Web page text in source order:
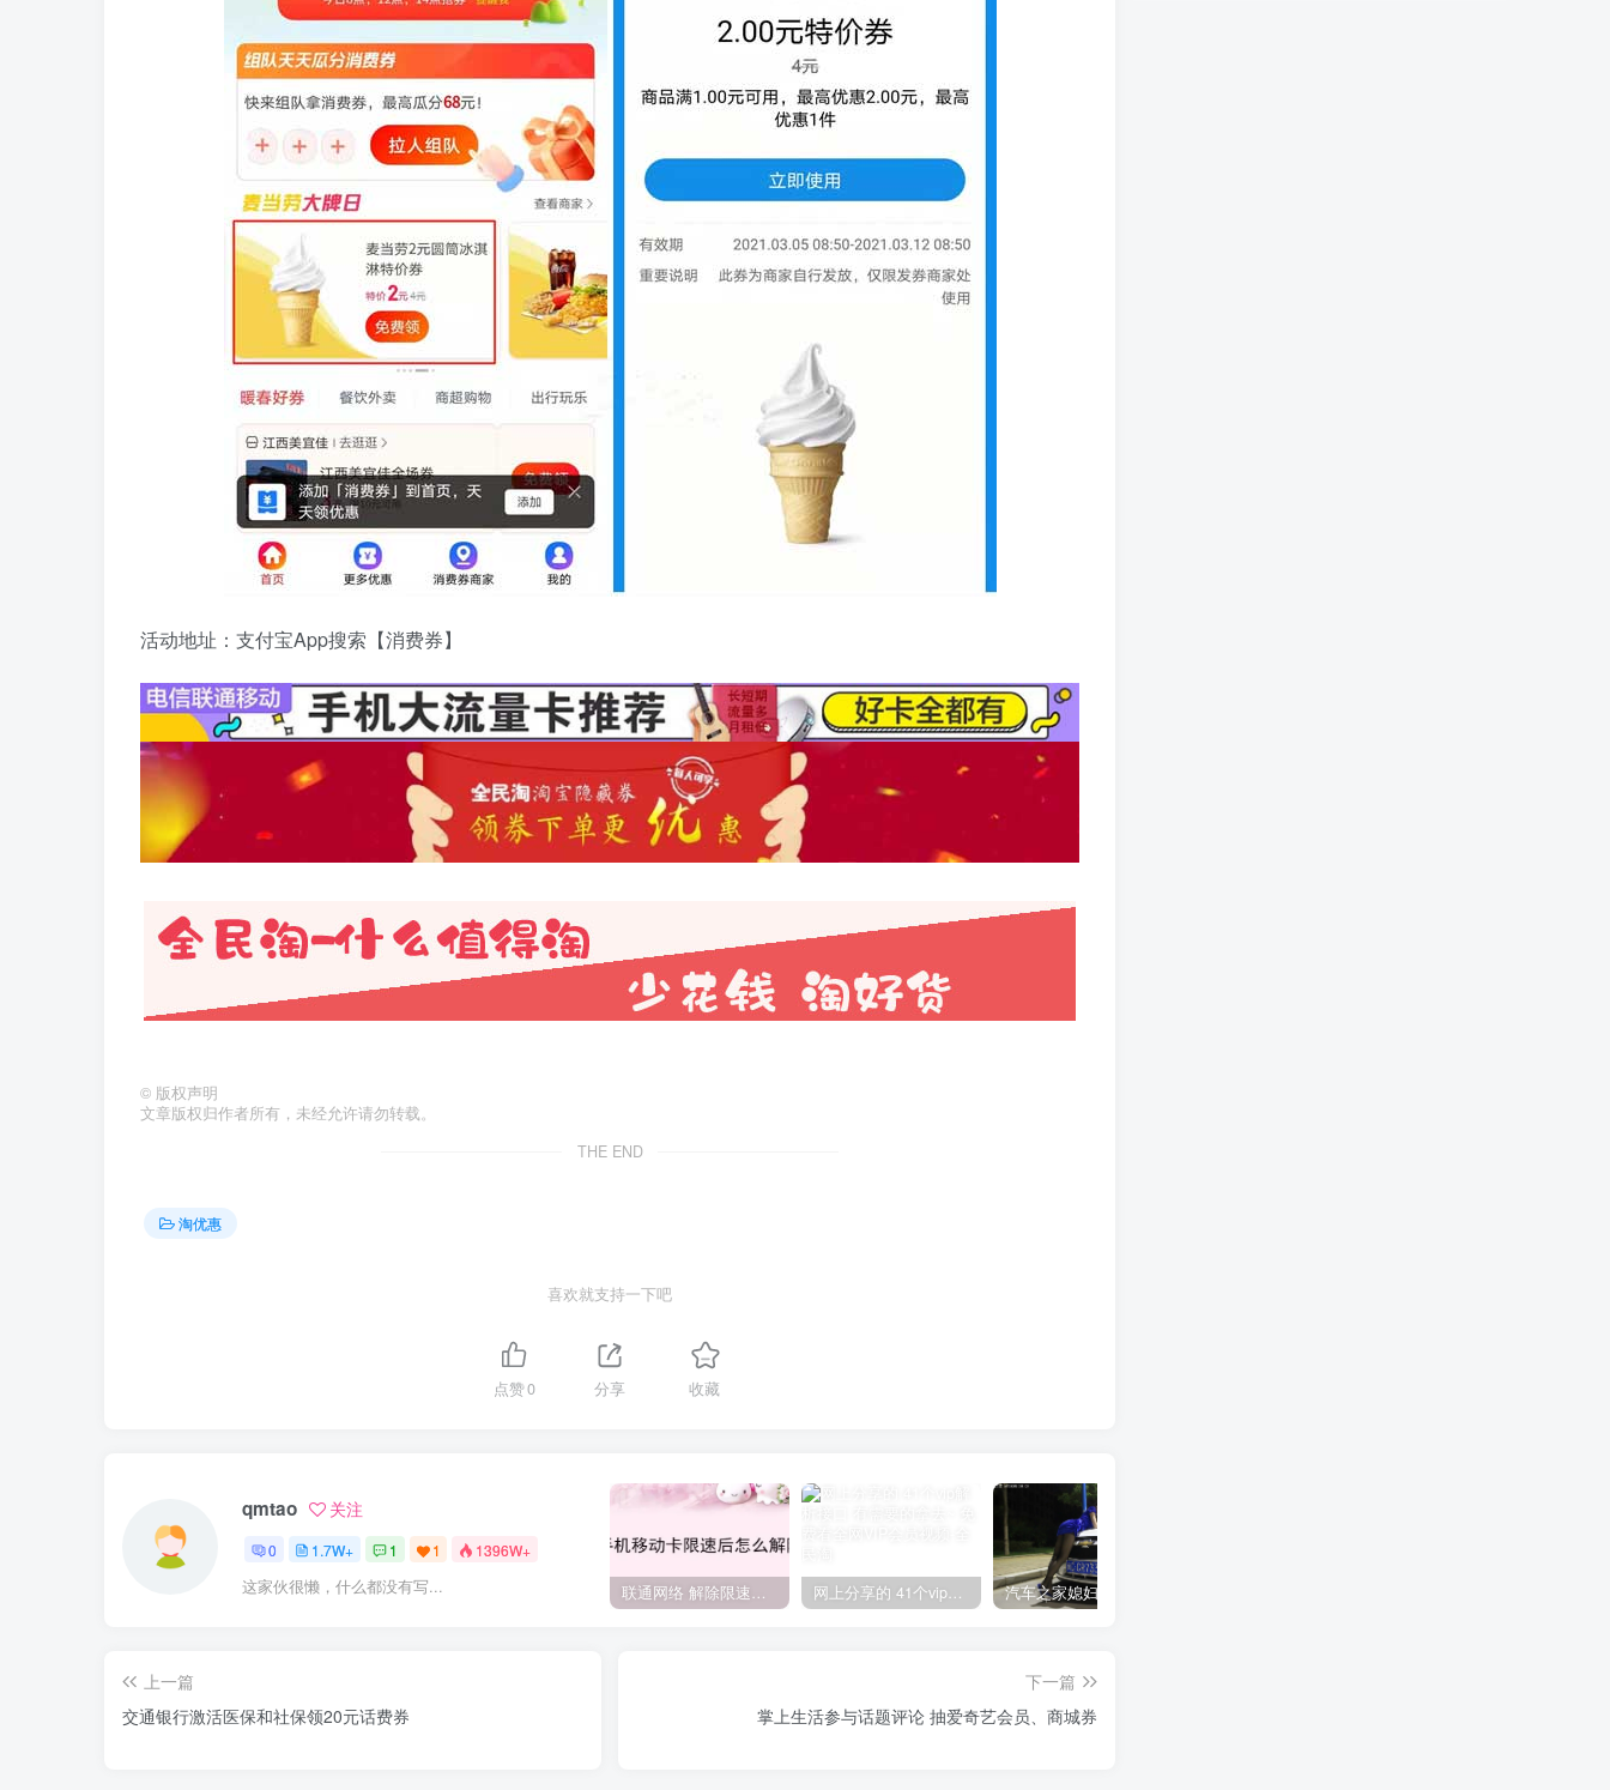
活动地址：支付宝App搜索【消费券】
© 版权声明
文章版权归作者所有，未经允许请勿转载。
THE END
淘优惠
喜欢就支持一下吧
点赞0 分享 收藏
qmtao 关注
0 1.7W+ 1 1 1396W+
这家伙很懒，什么都没有写... 联通网络 解除限速方法参考！畅享、畅玩、老白干等及其它地区自测了 网上分享的 41个vip解析接口 有需要的拿去~ 免费看全网VIP会员视频
上一篇
交通银行激活医保和社保领20元话费券
下一篇
掌上生活参与话题评论 抽爱奇艺会员、商城券